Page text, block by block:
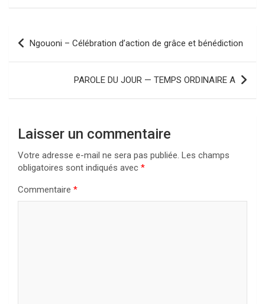
Navigation
de
Ngouoni – Célébration d’action de grâce et bénédiction
PAROLE DU JOUR — TEMPS ORDINAIRE A
Laisser un commentaire
Votre adresse e-mail ne sera pas publiée. Les champs
obligatoires sont indiqués avec *
Commentaire *